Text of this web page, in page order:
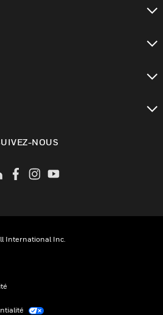
NOUS
International Inc.